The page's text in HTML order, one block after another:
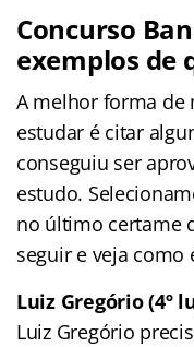
Concurso
exemplos de
A melhor forma de
estudar é citar
conseguiu ser
estudo.
no último certame
seguir e veja como
Luiz Gregório (4º
Luiz Gregório